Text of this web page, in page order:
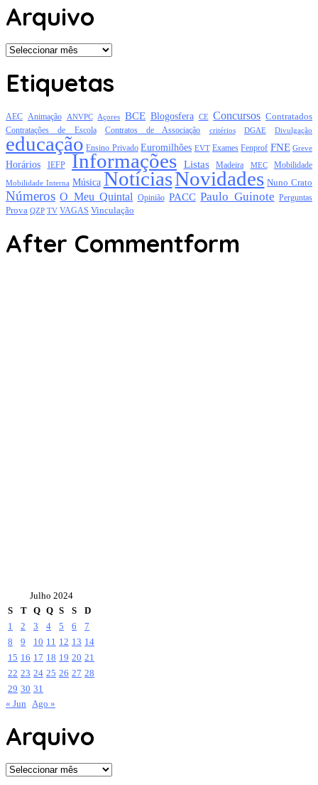
Arquivo
Arquivo
Etiquetas
AEC Animação ANVPC Açores BCE Blogosfera CE Concursos Contratados
Contratações de Escola Contratos de Associação critérios DGAE Divulgação
educação Ensino Privado Euromilhões EVT Exames Fenprof FNE Greve
Horários IEFP Informações Listas Madeira MEC Mobilidade
Mobilidade Interna Música NotíciasNovidades Nuno Crato
Números O Meu Quintal Opinião PACC Paulo Guinote Perguntas
Prova QZP TV VAGAS Vinculação
After Commentform
Julho 2024
S
T Q Q S S
D
1
2 3 4 5 6
7
8
9 10 11 12 13 14
15 16 17 18 19 20 21
22 23 24 25 26 27 28
29 30 31
« Jun
Ago »
Arquivo
Arquivo